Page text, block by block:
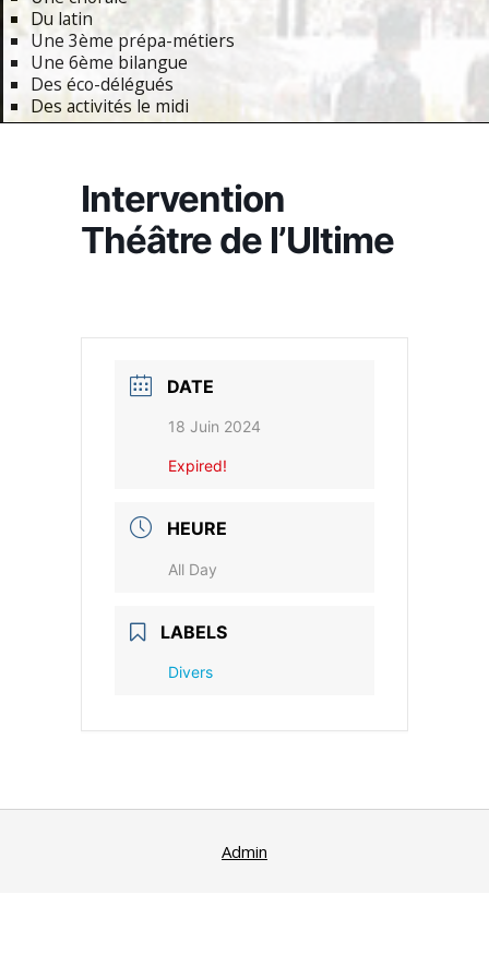
Du latin
Une 3ème prépa-métiers
Une 6ème bilangue
Des éco-délégués
Des activités le midi
Intervention
Théâtre de l’Ultime
DATE
18 Juin 2024
Expired!
HEURE
All Day
LABELS
Divers
Admin